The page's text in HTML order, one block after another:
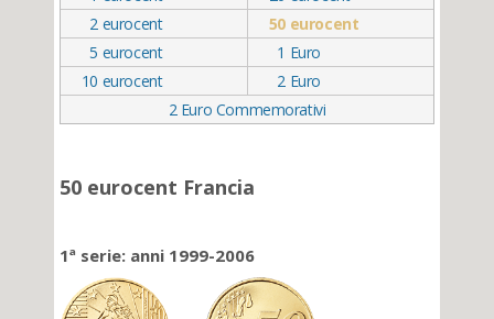
2 eurocent 50 eurocent
5 eurocent 1 Euro
10 eurocent 2 Euro
2 Euro Commemorativi
50 eurocent Francia
1ª serie: anni 1999-2006